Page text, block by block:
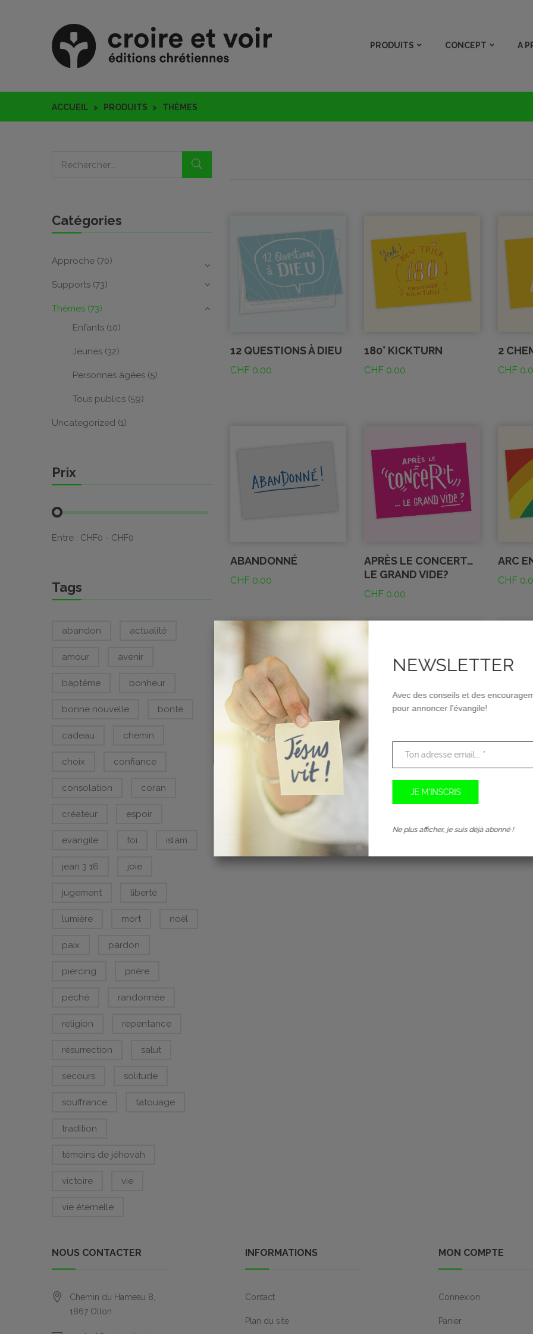
PRODUITS CONCEPT A
ACCUEIL PRODUITS THÈMES
Catégories
Approche (70)
Supports (73)
Thèmes (73)
Enfants (10)
Jeunes (32)
Personnes âgées (5)
Tous publics (59)
Uncategorized (1)
Prix
Entre : CHF0 - CHF0
Tags
abandon actualité
amour avenir
baptême bonheur
bonne nouvelle bonté
cadeau chemin
choix confiance
consolation coran
créateur espoir
evangile foi islam
jean 3 16 joie
jugement liberté
lumière mort noël
paix pardon
piercing prière
péché randonnée
religion repentance
résurrection salut
secours solitude
souffrance tatouage
tradition
témoins de jéhovah
victoire vie
vie éternelle
12 QUESTIONS À DIEU
CHF 0.00
180° KICKTURN
CHF 0.00
2
CHF
ABANDONNÉ
CHF 0.00
APRÈS LE CONCERT…
LE GRAND VIDE?
CHF 0.00
ARC
CHF
BIENVENUE
0.00
BONNE OU MAUVAISE
NOUVELLE?
NOUS CONTACTER
Chemin du Hameau 8,
1867 Ollon
INFORMATIONS
Contact
Plan du site
MON COMPTE
Connexion
Panier
NEWSLETTER
Avec des conseils et des
pour annoncer l’évangile!
Ne plus afficher, je suis déjà abonné !